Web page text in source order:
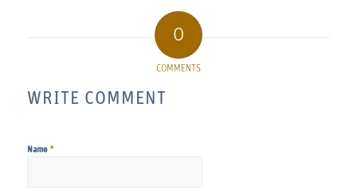
0
COMMENTS
WRITE COMMENT
Name *